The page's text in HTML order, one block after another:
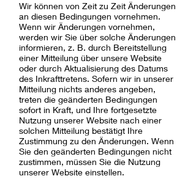
Wir können von Zeit zu Zeit Änderungen
an diesen Bedingungen vornehmen.
Wenn wir Änderungen vornehmen,
werden wir Sie über solche Änderungen
informieren, z. B. durch Bereitstellung
einer Mitteilung über unsere Website
oder durch Aktualisierung des Datums
des Inkrafttretens. Sofern wir in unserer
Mitteilung nichts anderes angeben,
treten die geänderten Bedingungen
sofort in Kraft, und Ihre fortgesetzte
Nutzung unserer Website nach einer
solchen Mitteilung bestätigt Ihre
Zustimmung zu den Änderungen. Wenn
Sie den geänderten Bedingungen nicht
zustimmen, müssen Sie die Nutzung
unserer Website einstellen.